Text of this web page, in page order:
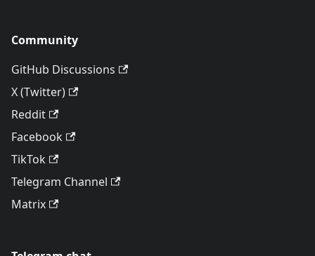
Community
GitHub Discussions
X (Twitter)
Reddit
Facebook
TikTok
Telegram Channel
Matrix